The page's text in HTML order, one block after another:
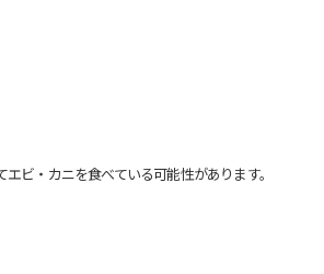
ビ・カニを食べている可能性があります。